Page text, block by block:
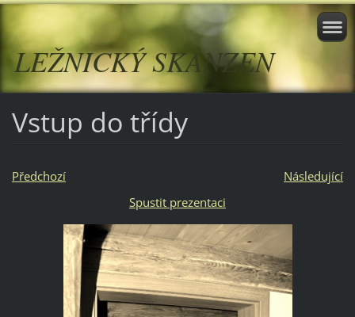
LEŽNICKÝ SKANZEN
Vstup do třídy
Předchozí
Následující
Spustit prezentaci